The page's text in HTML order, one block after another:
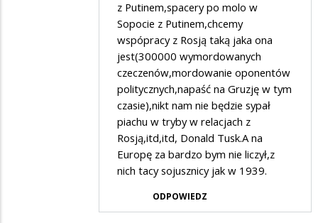
z Putinem,spacery po molo w
Sopocie z Putinem,chcemy
wspópracy z Rosją taką jaka ona
jest(300000 wymordowanych
czeczenów,mordowanie oponentów
politycznych,napaść na Gruzję w tym
czasie),nikt nam nie będzie sypał
piachu w tryby w relacjach z
Rosją,itd,itd, Donald Tusk.A na
Europę za bardzo bym nie liczył,z
nich tacy sojusznicy jak w 1939.
ODPOWIEDZ